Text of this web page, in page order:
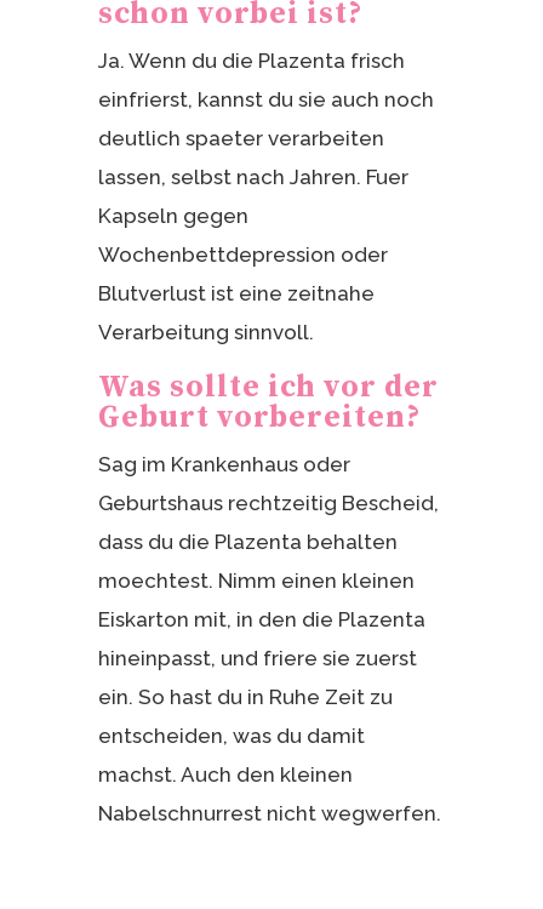
schon vorbei ist?
Ja. Wenn du die Plazenta frisch
einfrierst, kannst du sie auch noch
deutlich spaeter verarbeiten
lassen, selbst nach Jahren. Fuer
Kapseln gegen
Wochenbettdepression oder
Blutverlust ist eine zeitnahe
Verarbeitung sinnvoll.
Was sollte ich vor der
Geburt vorbereiten?
Sag im Krankenhaus oder
Geburtshaus rechtzeitig Bescheid,
dass du die Plazenta behalten
moechtest. Nimm einen kleinen
Eiskarton mit, in den die Plazenta
hineinpasst, und friere sie zuerst
ein. So hast du in Ruhe Zeit zu
entscheiden, was du damit
machst. Auch den kleinen
Nabelschnurrest nicht wegwerfen.